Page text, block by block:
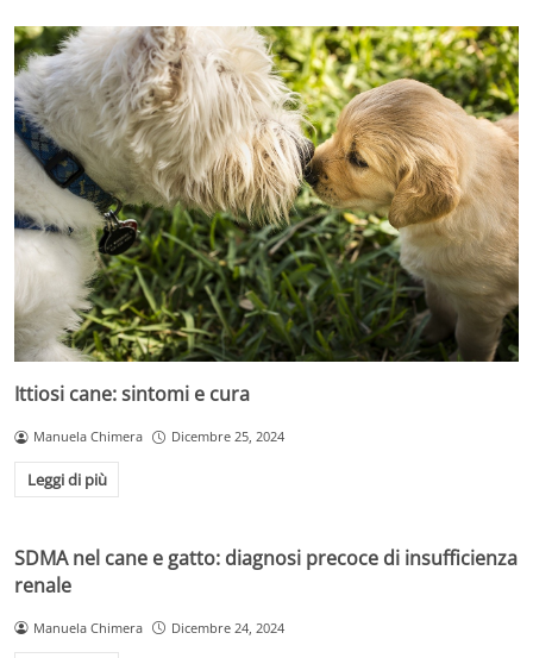
Ittiosi cane: sintomi e cura
Manuela Chimera Dicembre 25, 2024
Leggi di più
SDMA nel cane e gatto: diagnosi precoce di insufficienza
renale
Manuela Chimera Dicembre 24, 2024